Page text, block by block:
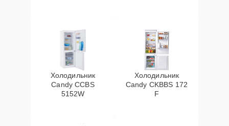
Холодильник
Candy CCBS
5152W
Холодильник
Candy CKBBS 172
F